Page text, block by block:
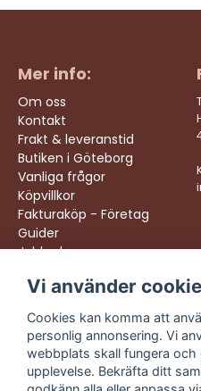
Mer info:
Om oss
Kontakt
Frakt & leveranstid
Butiken i Göteborg
Vanliga frågor
Köpvillkor
Fakturaköp - Företag
Guider
Jobba hos oss
Följ oss:
Instagram
Facebook
TikTok
Vi använder
Cookies kan komma att
personlig annonsering. Vi
webbplats skall fungera och
upplevelse. Bekräfta ditt